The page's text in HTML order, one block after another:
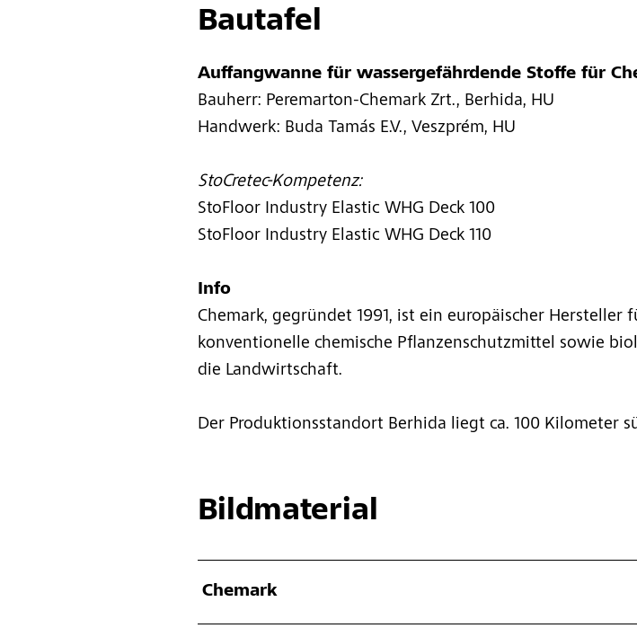
Bautafel
Auffangwanne für wassergefährdende Stoffe für
Bauherr: Peremarton-Chemark Zrt., Berhida, HU
Handwerk: Buda Tamás E.V., Veszprém, HU
StoCretec-Kompetenz:
StoFloor Industry Elastic WHG Deck 100
StoFloor Industry Elastic WHG Deck 110
Info
Chemark, gegründet 1991, ist ein europäischer
konventionelle chemische Pflanzenschutzmittel sowie
die Landwirtschaft.
Der Produktionsstandort Berhida liegt ca. 100 Kilometer
Bildmaterial
Chemark